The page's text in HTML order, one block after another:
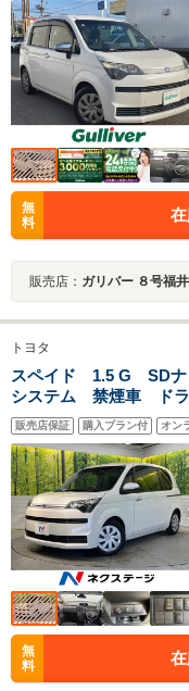
無
料
販売店： ガリバー ８号福
トヨタ
スペイド 1.5 G SD
システム 禁煙車 ド
Bluetooth CD DVD
販売店保証 購入プラン付 オン
無
料